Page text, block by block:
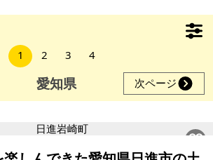
1
2 3 4
愛知県 次ページ